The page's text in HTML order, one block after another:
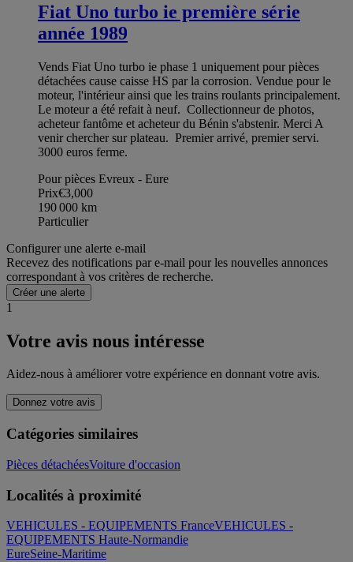
Fiat Uno turbo ie première série
année 1989
Vends Fiat Uno turbo ie phase 1 uniquement pour pièces
détachées cause caisse HS par la corrosion. Vendue pour le
moteur, l'intérieur ainsi que les trains roulants principalement.
Le moteur a été refait à neuf. Collectionneur de photos,
acheteur fantôme et acheteur du Bénin s'abstenir. Merci A
venir chercher sur plateau. Premier arrivé, premier servi.
3000 euros ferme.
Pour pièces Evreux - Eure
Prix€3,000
190 000 km
Particulier
Configurer une alerte e-mail
Recevez des notifications par e-mail pour les nouvelles annonces
correspondant à vos critères de recherche.
Créer une alerte
1
Votre avis nous intéresse
Aidez-nous à améliorer votre expérience en donnant votre avis.
Donnez votre avis
Catégories similaires
Pièces détachéesVoiture d'occasion
Localités à proximité
VEHICULES - EQUIPEMENTS FranceVEHICULES -
EQUIPEMENTS Haute-Normandie
EureSeine-Maritime